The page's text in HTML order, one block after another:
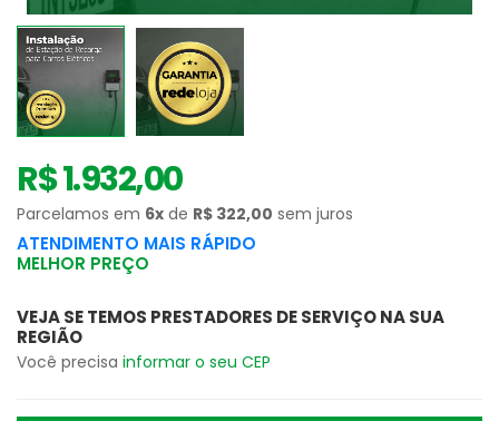
R$ 1.932,00
Parcelamos em 6x de R$ 322,00 sem juros
ATENDIMENTO MAIS RÁPIDO
MELHOR PREÇO
VEJA SE TEMOS PRESTADORES DE SERVIÇO NA SUA
REGIÃO
Você precisa informar o seu CEP